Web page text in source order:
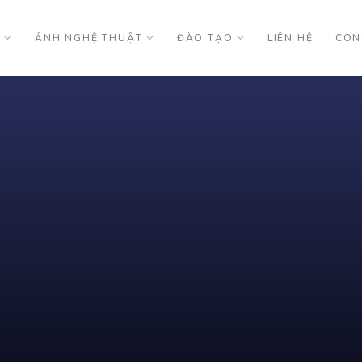
ẢNH NGHỆ THUẬT ĐÀO TẠO LIÊN HỆ